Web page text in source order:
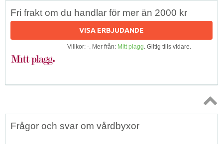
Fri frakt om du handlar för mer än 2000 kr
VISA ERBJUDANDE
Villkor: -. Mer från: Mitt plagg. Giltig tills vidare.
Topp
Frågor och svar om vårdbyxor